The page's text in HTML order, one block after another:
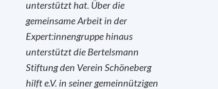
unterstützt hat. Über die
gemeinsame Arbeit in der
Expert:innengruppe hinaus
unterstützt die Bertelsmann
Stiftung den Verein Schöneberg
hilft e.V. in seiner gemeinnützigen